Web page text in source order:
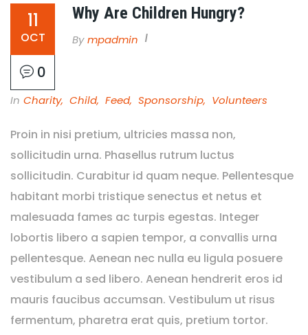
11
OCT
0
Why Are Children Hungry?
By Mpadmin
In Charity, Child, Feed, Sponsorship, Volunteers
Proin in nisi pretium, ultricies massa non,
sollicitudin urna. Phasellus rutrum luctus
sollicitudin. Curabitur id quam neque. Pellentesque
habitant morbi tristique senectus et netus et
malesuada fames ac turpis egestas. Integer
lobortis libero a sapien tempor, a convallis urna
pellentesque. Aenean nec nulla eu ligula posuere
vestibulum a sed libero. Aenean hendrerit eros id
mauris faucibus accumsan. Vestibulum ut risus
fermentum, pharetra erat quis, pretium tortor.